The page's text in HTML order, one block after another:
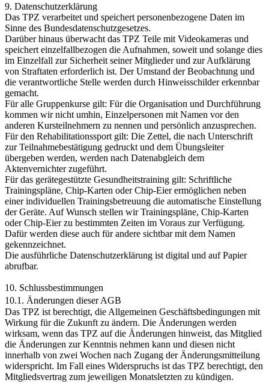
9. Datenschutzerklärung
Das TPZ verarbeitet und speichert personenbezogene Daten im
Sinne des Bundesdatenschutzgesetzes.
Darüber hinaus überwacht das TPZ Teile mit Videokameras und
speichert einzelfallbezogen die Aufnahmen, soweit und solange dies
im Einzelfall zur Sicherheit seiner Mitglieder und zur Aufklärung
von Straftaten erforderlich ist. Der Umstand der Beobachtung und
die verantwortliche Stelle werden durch Hinweisschilder erkennbar
gemacht.
Für alle Gruppenkurse gilt: Für die Organisation und Durchführung
kommen wir nicht umhin, Einzelpersonen mit Namen vor den
anderen Kursteilnehmern zu nennen und persönlich anzusprechen.
Für den Rehabilitationssport gilt: Die Zettel, die nach Unterschrift
zur Teilnahmebestätigung gedruckt und dem Übungsleiter
übergeben werden, werden nach Datenabgleich dem
Aktenvernichter zugeführt.
Für das gerätegestützte Gesundheitstraining gilt: Schriftliche
Trainingspläne, Chip-Karten oder Chip-Eier ermöglichen neben
einer individuellen Trainingsbetreuung die automatische Einstellung
der Geräte. Auf Wunsch stellen wir Trainingspläne, Chip-Karten
oder Chip-Eier zu bestimmten Zeiten im Voraus zur Verfügung.
Dafür werden diese auch für andere sichtbar mit dem Namen
gekennzeichnet.
Die ausführliche Datenschutzerklärung ist digital und auf Papier
abrufbar.
10. Schlussbestimmungen
10.1. Änderungen dieser AGB
Das TPZ ist berechtigt, die Allgemeinen Geschäftsbedingungen mit
Wirkung für die Zukunft zu ändern. Die Änderungen werden
wirksam, wenn das TPZ auf die Änderungen hinweist, das Mitglied
die Änderungen zur Kenntnis nehmen kann und diesen nicht
innerhalb von zwei Wochen nach Zugang der Änderungsmitteilung
widerspricht. Im Fall eines Widerspruchs ist das TPZ berechtigt, den
Mitgliedsvertrag zum jeweiligen Monatsletzten zu kündigen.